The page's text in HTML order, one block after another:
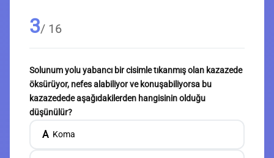
3/ 16
Solunum yolu yabancı bir cisimle tıkanmış olan kazazede
öksürüyor, nefes alabiliyor ve konuşabiliyorsa bu
kazazedede aşağıdakilerden hangisinin olduğu
düşünülür?
A Koma